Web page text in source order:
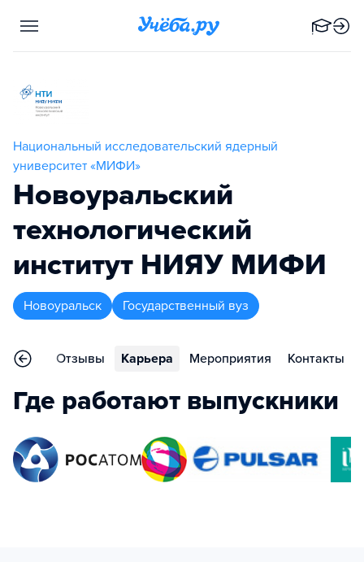
Национальный исследовательский ядерный
университет «МИФИ»
Новоуральский
технологический
институт НИЯУ МИФИ
Новоуральск Государственный вуз
Отзывы Карьера Мероприятия Контакты
Где работают выпускники